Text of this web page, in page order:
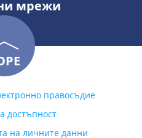
мрежи
правосъдие
достъпност
на личните данни